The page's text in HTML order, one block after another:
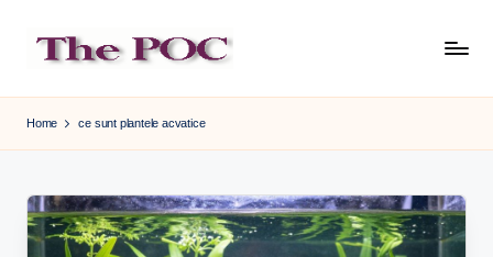
content
Home ce sunt plantele acvatice